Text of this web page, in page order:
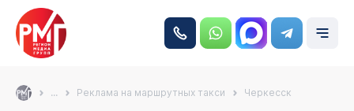
... Реклама на маршрутных такси Черкесск